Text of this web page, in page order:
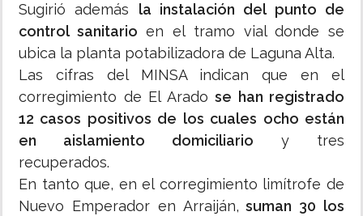
Sugirió además la instalación del punto de
control sanitario en el tramo vial donde se
ubica la planta potabilizadora de Laguna Alta.
Las cifras del MINSA indican que en el
corregimiento de El Arado se han registrado
12 casos positivos de los cuales ocho están
en aislamiento domiciliario y tres
recuperados.
En tanto que, en el corregimiento limítrofe de
Nuevo Emperador en Arraiján, suman 30 los